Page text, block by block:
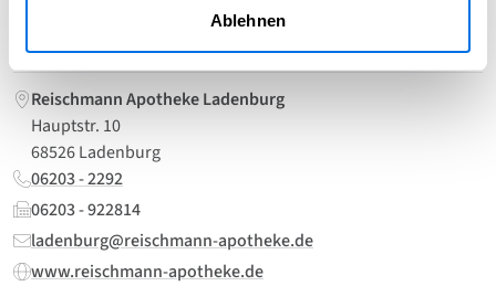
Ablehnen
Kontakt
Reischmann Apotheke Ladenburg
Hauptstr. 10
68526 Ladenburg
06203 - 2292
06203 - 922814
ladenburg@reischmann-apotheke.de
www.reischmann-apotheke.de